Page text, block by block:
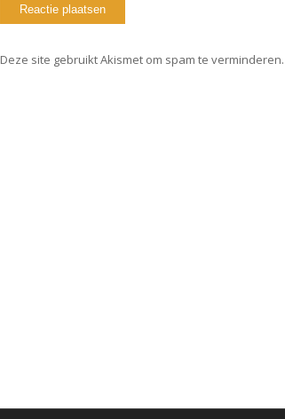
Deze site gebruikt Akismet om spam te verminderen.